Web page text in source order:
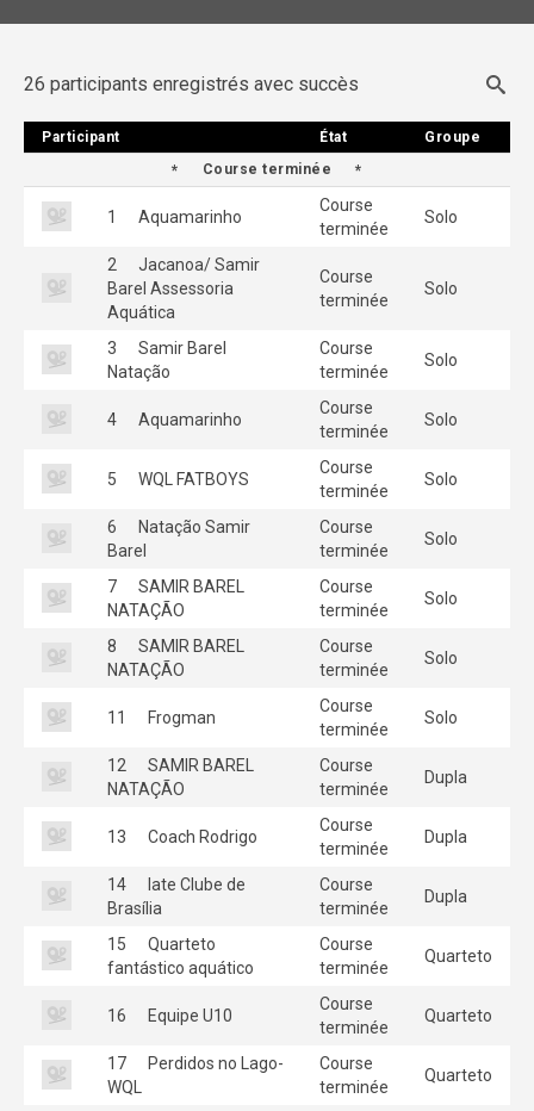
26 participants enregistrés avec succès
Participant État
Groupe
Course terminée
1 Aquamarinho
Course
terminée
Solo
2
Jacanoa/ Samir
Barel Assessoria
Aquática
Course
terminée
Solo
3
Samir Barel
Natação
Course
terminée
Solo
4 Aquamarinho
Course
terminée
Solo
5 WQL FATBOYS
Course
terminée
Solo
6
Natação Samir
Barel
Course
terminée
Solo
7
SAMIR BAREL
NATAÇÃO
Course
terminée
Solo
8
SAMIR BAREL
NATAÇÃO
Course
terminée
Solo
11 Frogman
Course
terminée
Solo
12
SAMIR BAREL
NATAÇÃO
Course
terminée
Dupla
13 Coach Rodrigo
Course
terminée
Dupla
14
Iate Clube de
Brasília
Course
terminée
Dupla
15
Quarteto
fantástico aquático
Course
terminée
Quarteto
16 Equipe U10
Course
terminée
Quarteto
17
Perdidos no Lago-
WQL
Course
terminée
Quarteto
Participant État Groupe